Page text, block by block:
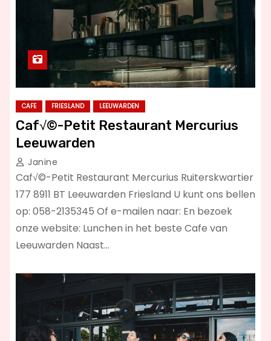
CAFE FRIESLAND LEEUWARDEN
Caf√©-Petit Restaurant Mercurius
Leeuwarden
Janine
Caf√©-Petit Restaurant Mercurius Ruiterskwartier
177 8911 BT Leeuwarden Friesland U kunt ons bellen
op: 058-2135345 Of e-mailen naar: En bezoek
onze website: Lunchen in het beste Cafe van
Leeuwarden Naast…